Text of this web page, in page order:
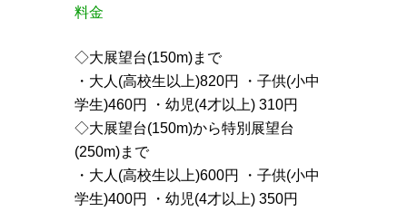
料金
◇大展望台(150m)まで
・大人(高校生以上)820円 ・子供(小中
学生)460円 ・幼児(4才以上) 310円
◇大展望台(150m)から特別展望台
(250m)まで
・大人(高校生以上)600円 ・子供(小中
学生)400円 ・幼児(4才以上) 350円